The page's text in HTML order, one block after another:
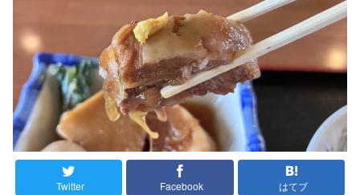
Twitter Facebook はてブ